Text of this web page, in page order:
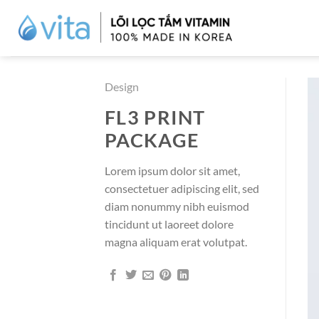
content
Design
FL3 PRINT
PACKAGE
Lorem ipsum dolor sit amet,
consectetuer adipiscing elit, sed
diam nonummy nibh euismod
tincidunt ut laoreet dolore
magna aliquam erat volutpat.